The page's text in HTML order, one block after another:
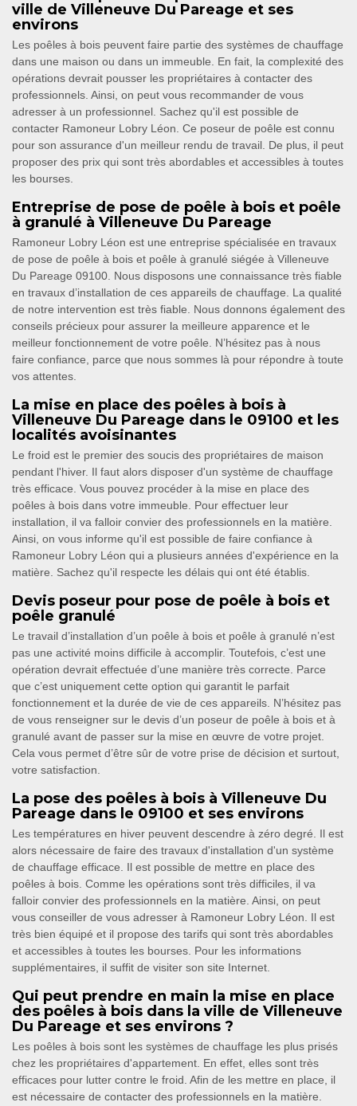
ville de Villeneuve Du Pareage et ses
environs
Les poêles à bois peuvent faire partie des systèmes de chauffage
dans une maison ou dans un immeuble. En fait, la complexité des
opérations devrait pousser les propriétaires à contacter des
professionnels. Ainsi, on peut vous recommander de vous
adresser à un professionnel. Sachez qu'il est possible de
contacter Ramoneur Lobry Léon. Ce poseur de poêle est connu
pour son assurance d'un meilleur rendu de travail. De plus, il peut
proposer des prix qui sont très abordables et accessibles à toutes
les bourses.
Entreprise de pose de poêle à bois et poêle
à granulé à Villeneuve Du Pareage
Ramoneur Lobry Léon est une entreprise spécialisée en travaux
de pose de poêle à bois et poêle à granulé siégée à Villeneuve
Du Pareage 09100. Nous disposons une connaissance très fiable
en travaux d’installation de ces appareils de chauffage. La qualité
de notre intervention est très fiable. Nous donnons également des
conseils précieux pour assurer la meilleure apparence et le
meilleur fonctionnement de votre poêle. N’hésitez pas à nous
faire confiance, parce que nous sommes là pour répondre à toute
vos attentes.
La mise en place des poêles à bois à
Villeneuve Du Pareage dans le 09100 et les
localités avoisinantes
Le froid est le premier des soucis des propriétaires de maison
pendant l'hiver. Il faut alors disposer d'un système de chauffage
très efficace. Vous pouvez procéder à la mise en place des
poêles à bois dans votre immeuble. Pour effectuer leur
installation, il va falloir convier des professionnels en la matière.
Ainsi, on vous informe qu'il est possible de faire confiance à
Ramoneur Lobry Léon qui a plusieurs années d'expérience en la
matière. Sachez qu'il respecte les délais qui ont été établis.
Devis poseur pour pose de poêle à bois et
poêle granulé
Le travail d’installation d’un poêle à bois et poêle à granulé n’est
pas une activité moins difficile à accomplir. Toutefois, c’est une
opération devrait effectuée d’une manière très correcte. Parce
que c’est uniquement cette option qui garantit le parfait
fonctionnement et la durée de vie de ces appareils. N’hésitez pas
de vous renseigner sur le devis d’un poseur de poêle à bois et à
granulé avant de passer sur la mise en œuvre de votre projet.
Cela vous permet d’être sûr de votre prise de décision et surtout,
votre satisfaction.
La pose des poêles à bois à Villeneuve Du
Pareage dans le 09100 et ses environs
Les températures en hiver peuvent descendre à zéro degré. Il est
alors nécessaire de faire des travaux d'installation d'un système
de chauffage efficace. Il est possible de mettre en place des
poêles à bois. Comme les opérations sont très difficiles, il va
falloir convier des professionnels en la matière. Ainsi, on peut
vous conseiller de vous adresser à Ramoneur Lobry Léon. Il est
très bien équipé et il propose des tarifs qui sont très abordables
et accessibles à toutes les bourses. Pour les informations
supplémentaires, il suffit de visiter son site Internet.
Qui peut prendre en main la mise en place
des poêles à bois dans la ville de Villeneuve
Du Pareage et ses environs ?
Les poêles à bois sont les systèmes de chauffage les plus prisés
chez les propriétaires d'appartement. En effet, elles sont très
efficaces pour lutter contre le froid. Afin de les mettre en place, il
est nécessaire de contacter des professionnels en la matière.